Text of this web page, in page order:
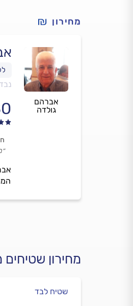
מחירון
אברהם
גולדה
מחירון
שטיח לבד